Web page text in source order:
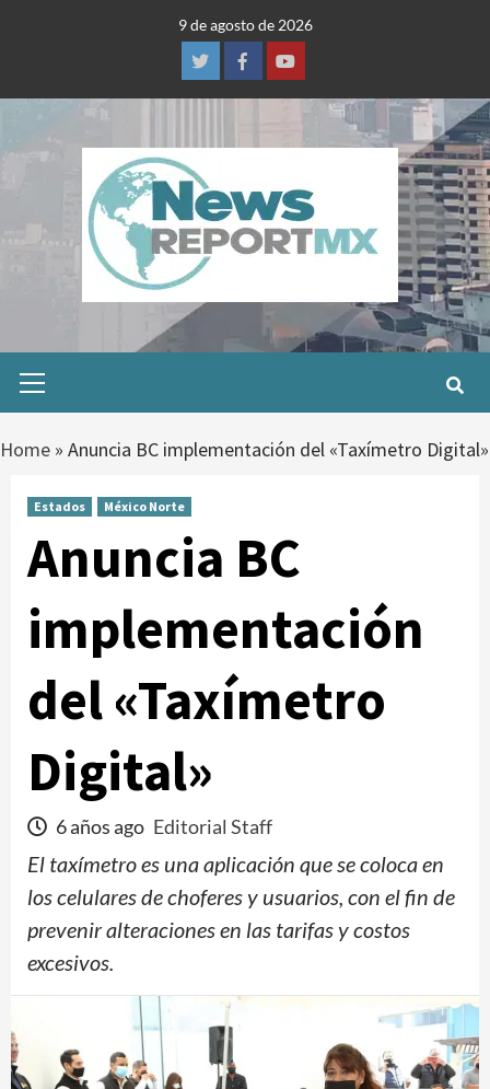
9 de agosto de 2026
TwitterFacebookYoutube
Menu
Home » Anuncia BC implementación del «Taxímetro Digital»
Estados México Norte
Anuncia BC
implementación
del «Taxímetro
Digital»
6 años ago Editorial Staff
El taxímetro es una aplicación que se coloca en
los celulares de choferes y usuarios, con el fin de
prevenir alteraciones en las tarifas y costos
excesivos.